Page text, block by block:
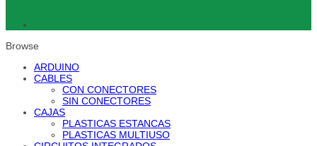
Browse
ARDUINO
CABLES
CON CONECTORES
SIN CONECTORES
CAJAS
PLASTICAS ESTANCAS
PLASTICAS MULTIUSO